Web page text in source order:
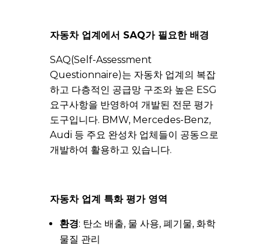
자동차 업계에서 SAQ가 필요한 배경
SAQ(Self-Assessment
Questionnaire)는 자동차 업계의 복잡
하고 다층적인 공급망 구조와 높은 ESG
요구사항을 반영하여 개발된 전문 평가
도구입니다. BMW, Mercedes-Benz,
Audi 등 주요 완성차 업체들이 공동으로
개발하여 활용하고 있습니다.
자동차 업계 특화 평가 영역
환경: 탄소 배출, 물 사용, 폐기물, 화학
물질 관리